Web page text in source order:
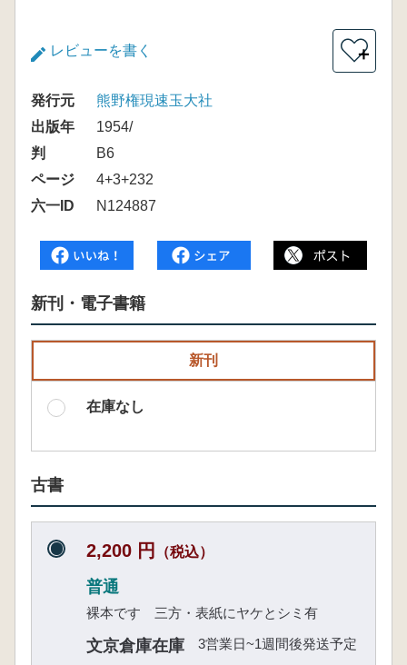
レビューを書く ＋
発行元
熊野権現速玉大社
出版年
1954/
判
B6
ページ
4+3+232
六一ID
N124887
新刊・電子書籍
新刊
在庫なし
古書
2,200 円 （税込）
普通
裸本です 三方・表紙にヤケとシミ有
文京倉庫在庫 3営業日~1週間後発送予定